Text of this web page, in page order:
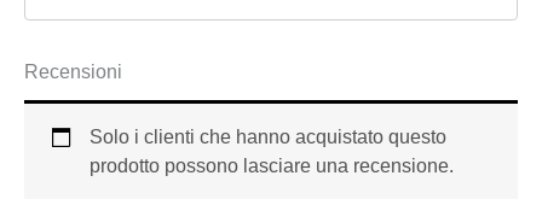
Recensioni
Solo i clienti che hanno acquistato questo
prodotto possono lasciare una recensione.